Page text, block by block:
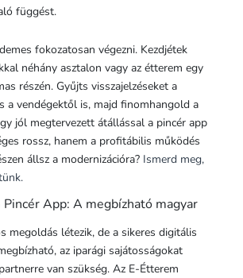
függést.
fokozatosan végezni. Kezdjétek
néhány asztalon vagy az étterem egy
részén. Gyűjts visszajelzéseket a
a vendégektől is, majd finomhangold a
jól megtervezett átállással a pincér app
rossz, hanem a profitábilis működés
állsz a modernizációra? Ismerd meg,
App: A megbízható magyar
megoldás létezik, de a sikeres digitális
az iparági sajátosságokat
van szükség. Az E-Étterem